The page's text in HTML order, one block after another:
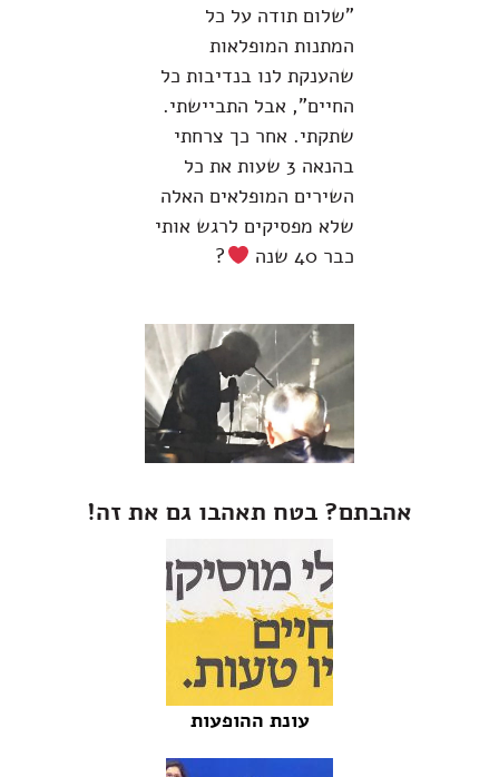
"שלום תודה על כל
המתנות המופלאות
שהענקת לנו בנדיבות כל
החיים", אבל התביישתי.
שתקתי. אחר כך צרחתי
בהנאה 3 שעות את כל
השירים המופלאים האלה
שלא מפסיקים לרגש אותי
כבר 40 שנה
?
אהבתם? בטח תאהבו גם את זה!
עונת ההופעות